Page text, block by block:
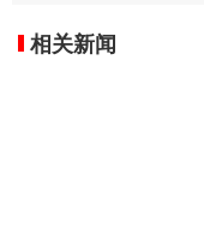
相关新闻